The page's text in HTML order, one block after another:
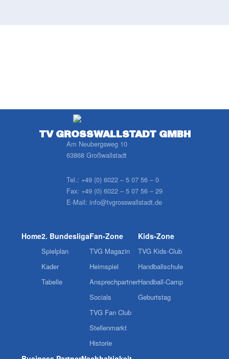
TV GROSSWALLSTADT GMBH
Am Neubergsweg 10
63868 Großwallstadt
Tel.: +49 (0) 6022 – 5 07 56 – 0
Fax: +49 (0) 6022 – 5 07 56 – 29
E-Mail: info@tvgrosswallstadt.de
Home2. Bundesliga
Spielplan
Kader
Tabelle
Fan-Zone
TVG Magazin
Heimspiel
Ansprechpartner
Socials
TVG Fan Club
Stellenmarkt
Historie
Kids-Zone
TVG Kids-Club
Handballschule
Handball-Camp
Geburtstag